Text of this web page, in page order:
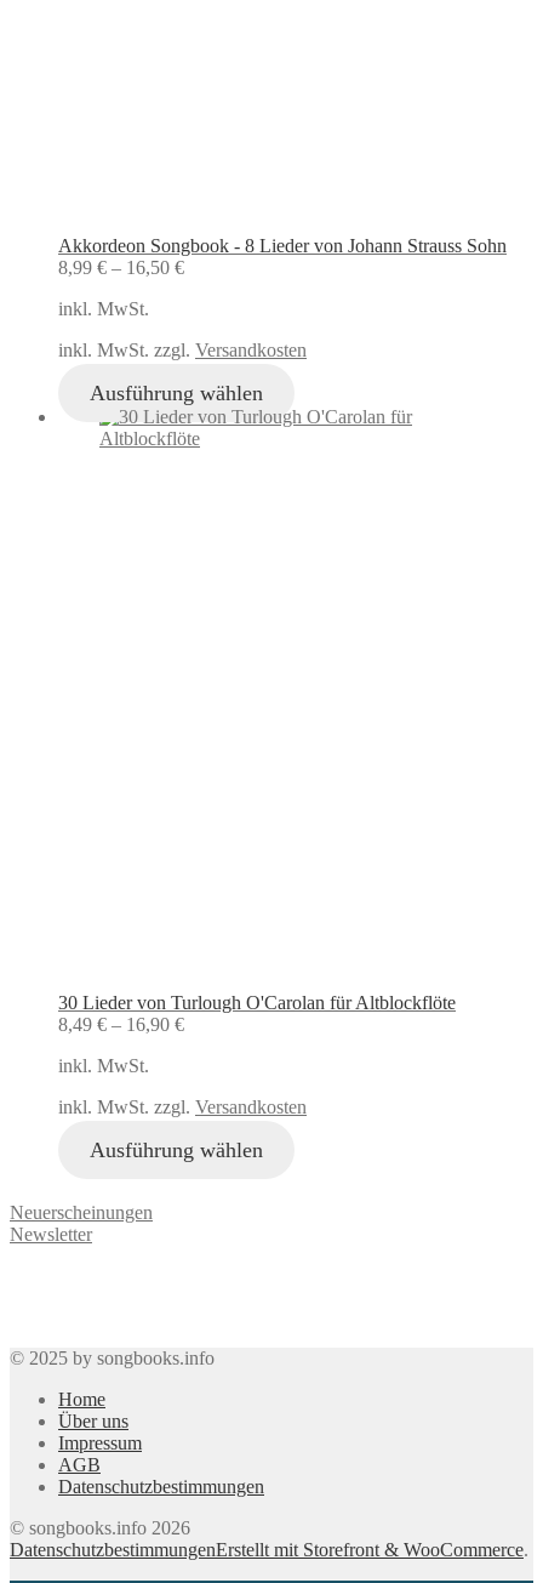
Akkordeon Songbook - 8 Lieder von Johann Strauss Sohn
8,99 € – 16,50 €
inkl. MwSt.
inkl. MwSt. zzgl. Versandkosten
Ausführung wählen
30 Lieder von Turlough O'Carolan für Altblockflöte
8,49 € – 16,90 €
inkl. MwSt.
inkl. MwSt. zzgl. Versandkosten
Ausführung wählen
Neuerscheinungen
Newsletter
© 2025 by songbooks.info
Home
Über uns
Impressum
AGB
Datenschutzbestimmungen
© songbooks.info 2026
DatenschutzbestimmungenErstellt mit Storefront & WooCommerce.